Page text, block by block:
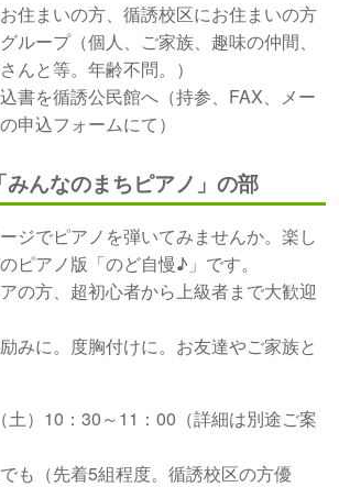
住まいの方、循誘校区にお住まいの方
ループ（個人、ご家族、趣味の仲間、
んと等。年齢不問。）
書を循誘公民館へ（持参、FAX、メー
申込フォームにて）
んなのまちピアノ」の部
ジでピアノを弾いてみませんか。楽し
ピアノ版「のど自慢♪」です。
の方、超初心者から上級者まで大歓迎
みに。度胸付けに。お友達やご家族と
土）10：30～11：00（詳細は別途ご案
も（先着5組程度。循誘校区の方優